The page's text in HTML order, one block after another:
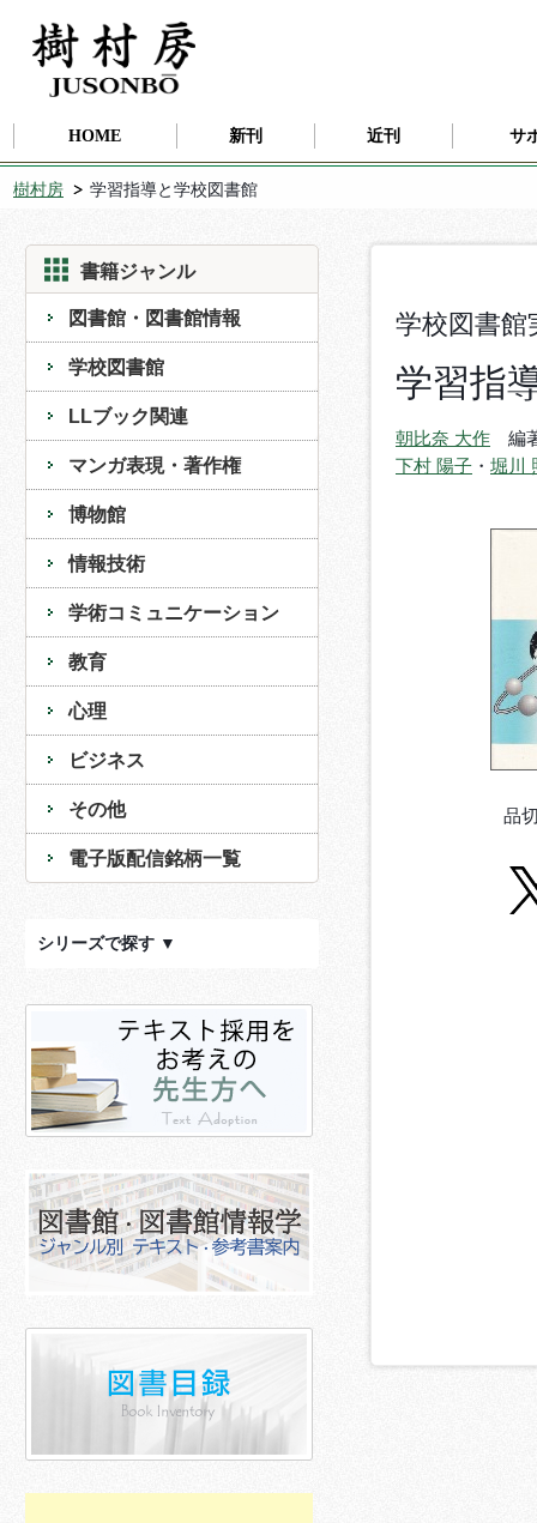
HOME 新刊 近刊 サ
樹村房 学習指導と学校図書館
書籍ジャンル
図書館・図書館情報
学校図書館
LLブック関連
マンガ表現・著作権
博物館
情報技術
学術コミュニケーション
教育
心理
ビジネス
その他
電子版配信銘柄一覧
シリーズで探す ▼
学校図書
学習指
朝比奈 大作 編
下村 陽子 ・ 堀川
品